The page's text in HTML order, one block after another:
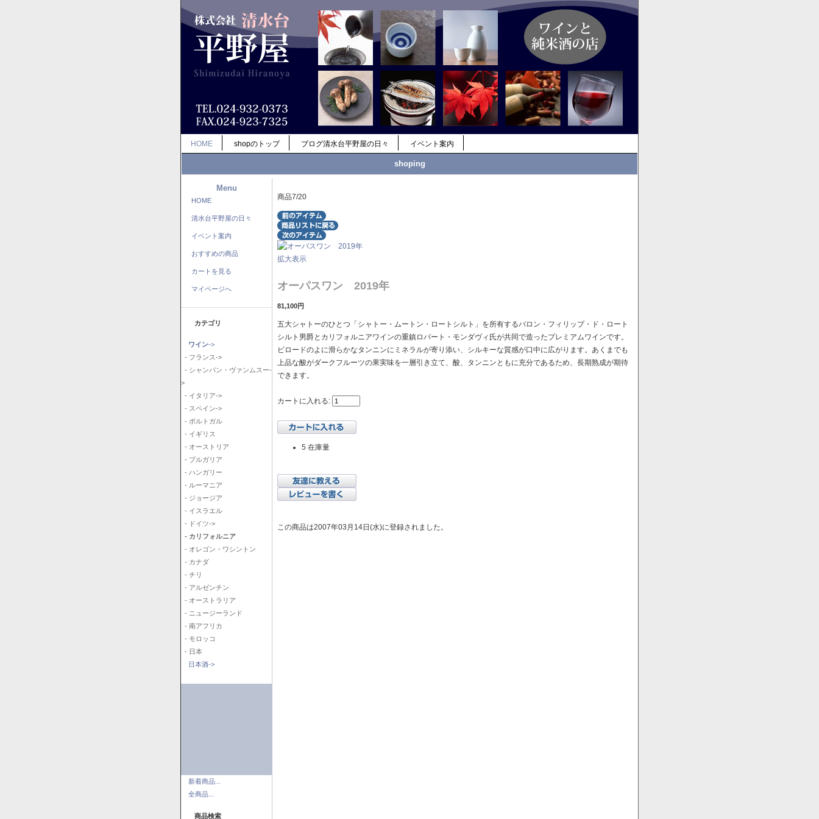
HOME shopのトップ ブログ清水台平野屋の日々 イベント案内
shoping
Menu
HOME
清水台平野屋の日々
イベント案内
おすすめの商品
カートを見る
マイページへ
カテゴリ
ワイン->
- フランス->
- シャンパン・ヴァンムスー-
>
- イタリア->
- スペイン->
- ポルトガル
- イギリス
- オーストリア
- ブルガリア
- ハンガリー
- ルーマニア
- ジョージア
- イスラエル
- ドイツ->
- カリフォルニア
- オレゴン・ワシントン
- カナダ
- チリ
- アルゼンチン
- オーストラリア
- ニュージーランド
- 南アフリカ
- モロッコ
- 日本
日本酒->
新着商品...
全商品...
商品検索
商品7/20
拡大表示
オーパスワン 2019年
81,100円
五大シャトーのひとつ「シャトー・ムートン・ロートシルト」を所有するバロン・フィリップ・ド・ロート
シルト男爵とカリフォルニアワインの重鎮ロバート・モンダヴィ氏が共同で造ったプレミアムワインです。
ビロードのよに滑らかなタンニンにミネラルが寄り添い、シルキーな質感が口中に広がります。あくまでも
上品な酸がダークフルーツの果実味を一層引き立て、酸、タンニンともに充分であるため、長期熟成が期待
できます。
カートに入れる:
5 在庫量
この商品は2007年03月14日(水)に登録されました。